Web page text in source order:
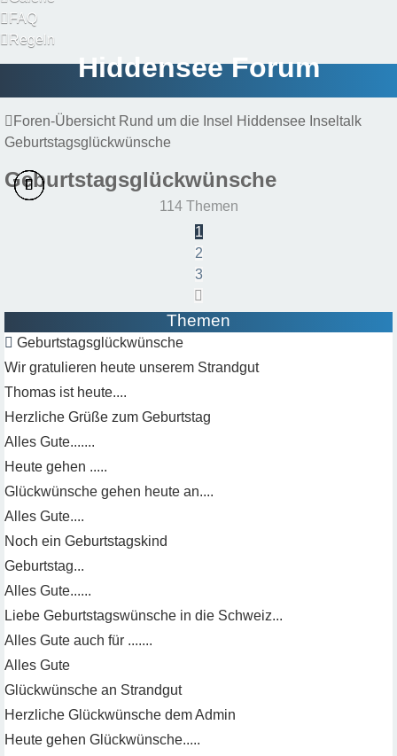
FAQ
Regeln
Hiddensee Forum
Foren-Übersicht Rund um die Insel Hiddensee Inseltalk
Geburtstagsglückwünsche
Geburtstagsglückwünsche
114 Themen
1
2
3
Themen
Geburtstagsglückwünsche
Wir gratulieren heute unserem Strandgut
Thomas ist heute....
Herzliche Grüße zum Geburtstag
Alles Gute.......
Heute gehen .....
Glückwünsche gehen heute an....
Alles Gute....
Noch ein Geburtstagskind
Geburtstag...
Alles Gute......
Liebe Geburtstagswünsche in die Schweiz...
Alles Gute auch für .......
Alles Gute
Glückwünsche an Strandgut
Herzliche Glückwünsche dem Admin
Heute gehen Glückwünsche.....